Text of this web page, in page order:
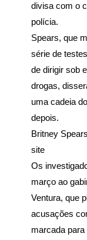
divisa com o
polícia.
Spears, que
série de
de dirigir sob
drogas,
uma cadeia
depois.
Britney
site
Os
março ao
Ventura, que
acusações
marcada para